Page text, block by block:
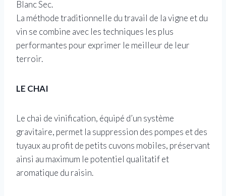
Blanc Sec.
La méthode traditionnelle du travail de la vigne et du
vin se combine avec les techniques les plus
performantes pour exprimer le meilleur de leur
terroir.
LE CHAI
Le chai de vinification, équipé d’un système
gravitaire, permet la suppression des pompes et des
tuyaux au profit de petits cuvons mobiles, préservant
ainsi au maximum le potentiel qualitatif et
aromatique du raisin.